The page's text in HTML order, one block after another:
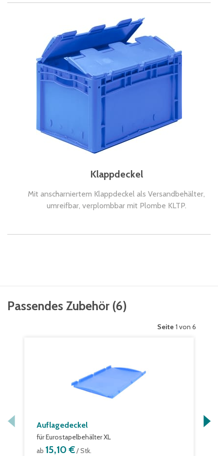
Klappdeckel
Mit anscharniertem Klappdeckel als Versandbehälter,
umreifbar, verplombbar mit Plombe KLTP.
Passendes Zubehör (6)
Seite 1 von 6
Auflagedeckel
für Eurostapelbehälter XL
ab 15,10 €/ Stk.